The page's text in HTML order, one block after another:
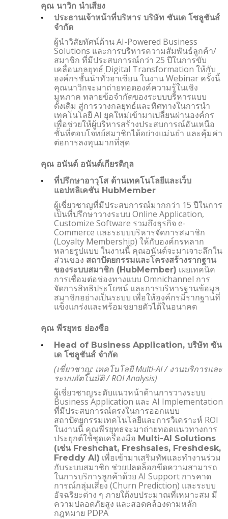
คุณ นาวิก นำเสียง
ประธานเจ้าหน้าที่บริหาร บริษัท ซันเด โซลูชันส์
จำกัด
ผู้นำวิสัยทัศน์ด้าน AI-Powered Business
Solutions และการบริหารความสัมพันธ์ลูกค้า/
สมาชิก ที่มีประสบการณ์กว่า 25 ปีในการขับ
เคลื่อนกลยุทธ์ Digital Transformation ให้กับ
องค์กรชั้นนำทั่วอาเซียน ในงาน Webinar ครั้งนี้
คุณนาวิกจะมาถ่ายทอดองค์ความรู้ในเชิง
มหภาค ทลายข้อจำกัดของระบบบริหารแบบ
ดั้งเดิม สู่การวางกลยุทธ์และทิศทางในการนำ
เทคโนโลยี AI ยุคใหม่เข้ามาเปลี่ยนผ่านองค์กร
เพื่อช่วยให้ผู้บริหารสร้างประสบการณ์อันเหนือ
ชั้นที่ตอบโจทย์สมาชิกได้อย่างแม่นยำ และคุ้มค่า
ต่อการลงทุนมากที่สุด
คุณ อนันต์ อนันต์เกียรติกุล
ที่ปรึกษาอาวุโส ด้านเทคโนโลยีและเว็บ
แอปพลิเคชัน HubMember
ผู้เชี่ยวชาญที่มีประสบการณ์มากกว่า 15 ปีในการ
เป็นที่ปรึกษาวางระบบ Online Application,
Customize Software รวมถึงธุรกิจ e-
Commerce และระบบบริหารจัดการสมาชิก
(Loyalty Membership) ให้กับองค์กรหลาก
หลายรูปแบบ ในงานนี้ คุณอนันต์จะมาเจาะลึกใน
ส่วนของ สถาปัตยกรรมและโครงสร้างรากฐาน
ของระบบสมาชิก (HubMember) เผยเทคนิค
การเชื่อมต่อช่องทางแบบ Omnichannel การ
จัดการสิทธิประโยชน์ และการบริหารฐานข้อมูล
สมาชิกอย่างเป็นระบบ เพื่อให้องค์กรมีรากฐานที่
แข็งแกร่งและพร้อมขยายตัวได้ในอนาคต
คุณ พีรยุทธ ย่องซือ
Head of Business Application, บริษัท ซัน
เด โซลูชันส์ จำกัด
(เชี่ยวชาญ: เทคโนโลยี Multi-AI / งานบริการและ
ระบบอัตโนมัติ / ROI Analysis)
ผู้เชี่ยวชาญระดับแนวหน้าด้านการวางระบบ
Business Application และ AI Implementation
ที่มีประสบการณ์ตรงในการออกแบบ
สถาปัตยกรรมเทคโนโลยีและการวิเคราะห์ ROI
ในงานนี้ คุณพีรยุทธจะมาถ่ายทอดแนวทางการ
ประยุกต์ใช้ชุดเครื่องมือ Multi-AI Solutions
(เช่น Freshchat, Freshsales, Freshdesk,
Freddy AI) เพื่อเข้ามาเสริมทัพและทำงานร่วม
กับระบบสมาชิก ช่วยปลดล็อกขีดความสามารถ
ในการบริการลูกค้าด้วย AI Support การคาด
การณ์กลุ่มเสี่ยง (Churn Prediction) และระบบ
อัจฉริยะต่าง ๆ ภายใต้งบประมาณที่เหมาะสม มี
ความปลอดภัยสูง และสอดคล้องตามหลัก
กฎหมาย PDPA